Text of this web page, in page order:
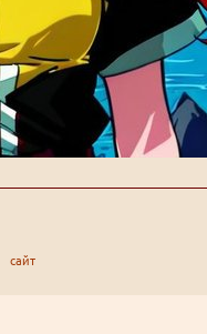
сайт